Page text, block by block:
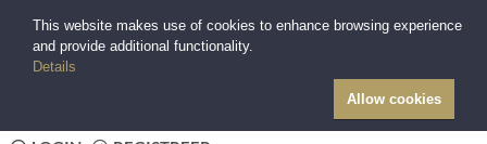
This website makes use of cookies to enhance browsing experience
and provide additional functionality.
Details
Allow cookies